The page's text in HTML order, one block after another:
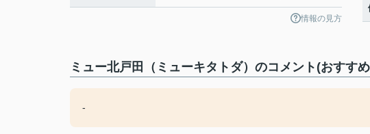
情報の見方
ミュー北戸田（ミューキタトダ）のコメント(おすす
-